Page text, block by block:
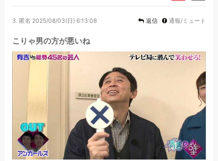
3. 匿名 2025/08/03(日) 6:13:08 返信 通報/ミュート
こりゃ男の方が悪いね